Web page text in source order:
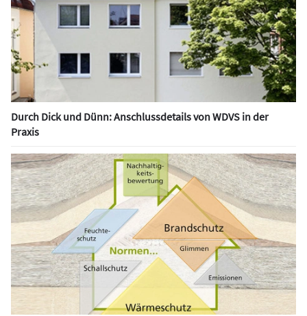
Durch Dick und Dünn: Anschlussdetails von WDVS in der
Praxis